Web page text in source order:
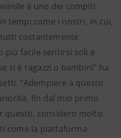
è uno dei compiti
tempi come i nostri, in cui,
costantemente
più facile sentirsi soli e
si è ragazzi o bambini” ha
“Adempiere a questo
fin dal mio primo
questo, considero molto
come la piattaforma